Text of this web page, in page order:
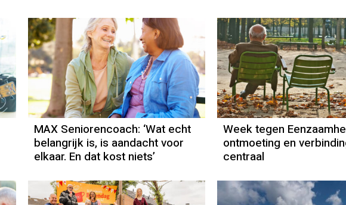
MAX Seniorencoach: ‘Wat echt
belangrijk is, is aandacht voor
elkaar. En dat kost niets’
Week tegen
ontmoeting en
centraal